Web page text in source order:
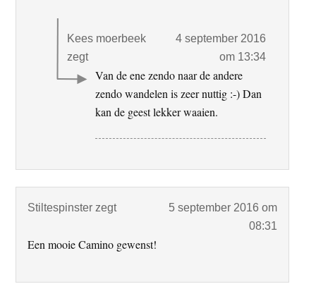
Kees moerbeek
zegt
4 september 2016
om 13:34
Van de ene zendo naar de andere
zendo wandelen is zeer nuttig :-) Dan
kan de geest lekker waaien.
Stiltespinster zegt
5 september 2016 om
08:31
Een mooie Camino gewenst!